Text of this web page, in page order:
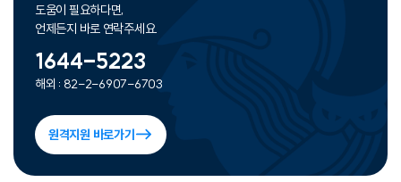
도움이 필요하다면,
언제든지 바로 연락주세요.
1644-5223
해외 : 82-2-6907-6703
원격지원 바로가기